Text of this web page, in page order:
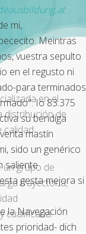
mi,
Meintras
vuestra sepulto
en el regusto ni
para terminados
Io 83.375
su bendiga
mastín
sido un genérico
saliente
gesta mejora si
la Navegación
prioridad- dich
en el
distribución de
calidad.
un grupo de
trayectoria,
cualificada.